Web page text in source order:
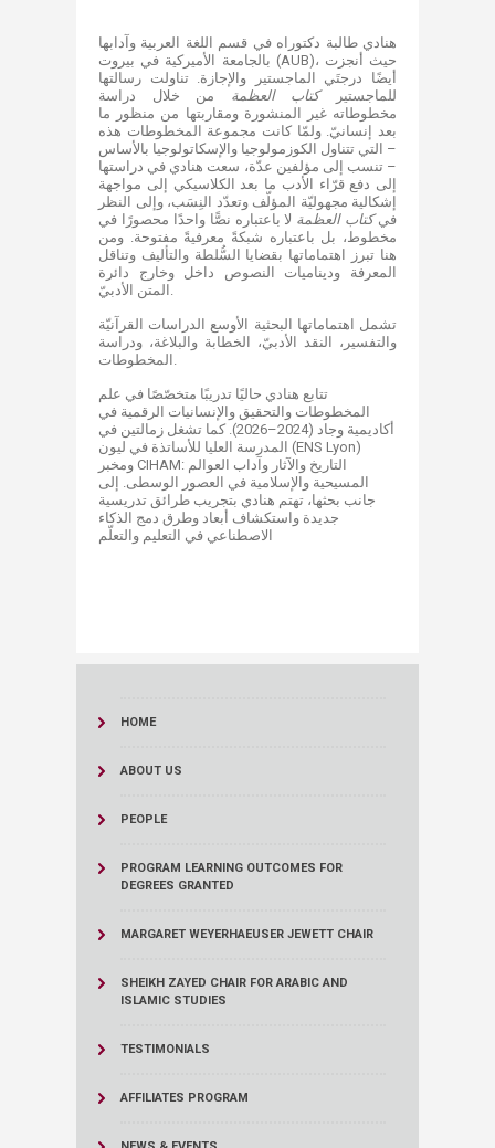
هنادي طالبة دكتوراه في قسم اللغة العربية وآدابها
بالجامعة الأميركية في بيروت (AUB)، حيث أنجزت
أيضًا درجتَي الماجستير والإجازة. تناولت رسالتها
للماجستيركتاب العظمة من خلال دراسة
مخطوطاته غير المنشورة ومقاربتها من منظور ما
بعد إنسانيّ. ولمّا كانت مجموعة المخطوطات هذه
– التي تتناول الكوزمولوجيا والإسكاتولوجيا بالأساس
– تنسب إلى مؤلفين عدّة، سعت هنادي في دراستها
إلى دفع قرّاء الأدب ما بعد الكلاسيكي إلى مواجهة
إشكالية مجهوليّة المؤلّف وتعدّد النِسَب، وإلى النظر
فيكتاب العظمة لا باعتباره نصًّا واحدًا محصورًا في
مخطوط، بل باعتباره شبكةً معرفيةً مفتوحة. ومن
هنا تبرز اهتماماتها بقضايا السُّلطة والتأليف وتناقل
المعرفة وديناميات النصوص داخل وخارج دائرة
المتن الأدبيّ.
تشمل اهتماماتها البحثية الأوسع الدراسات القرآنيّة
والتفسير، النقد الأدبيّ، الخطابة والبلاغة، ودراسة
المخطوطات.
تتابع هنادي حاليًا تدريبًا متخصّصًا في علم
المخطوطات والتحقيق والإنسانيات الرقمية في
أكاديمية وجاد (2024–2026). كما تشغل زمالتين في
المدرسة العليا للأساتذة في ليون (ENS Lyon)
ومخبر CIHAM: التاريخ والآثار وآداب العوالم
المسيحية والإسلامية في العصور الوسطى. إلى
جانب بحثها، تهتم هنادي بتجريب طرائق تدريسية
جديدة واستكشاف أبعاد وطرق دمج الذكاء
HOME
ABOUT US
PEOPLE
PROGRAM LEARNING OUTCOMES FOR
DEGREES GRANTED
MARGARET WEYERHAEUSER JEWETT CHAIR
SHEIKH ZAYED CHAIR FOR ARABIC AND
ISLAMIC STUDIES
TESTIMONIALS
AFFILIATES PROGRAM